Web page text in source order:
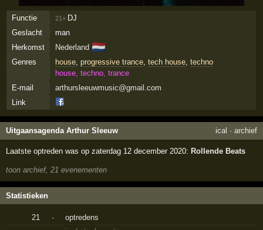
Functie 21× DJ
Geslacht
man
Herkomst
Nederland 🇳🇱
Genres house, progressive trance, tech house, techno
house, techno, trance
E-mail
arthursleeuwmusic@gmail.com
Link
Uitgaansagenda Arthur Sleeuw ical · archief
Laatste optreden was op zaterdag 12 december 2020: Rollende Beats
toon archief, 21 evenementen
Statistieken
21 ·
optredens